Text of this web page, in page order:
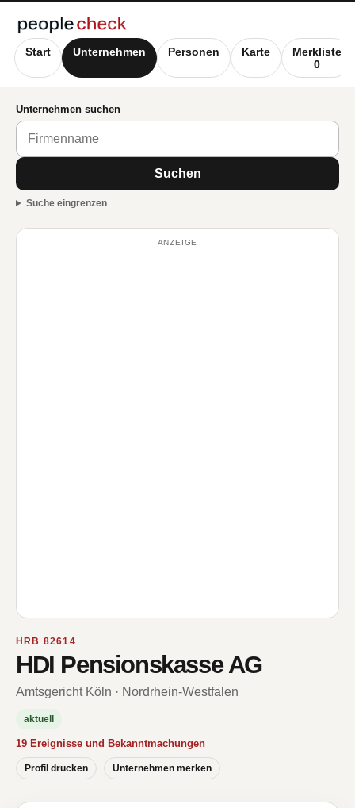
Start Unternehmen Personen Karte
Merkliste
0
Unternehmen suchen
Suchen
Suche eingrenzen
ANZEIGE
HRB 82614
HDI Pensionskasse AG
Amtsgericht Köln · Nordrhein-Westfalen
aktuell
19 Ereignisse und Bekanntmachungen
Profil drucken Unternehmen merken